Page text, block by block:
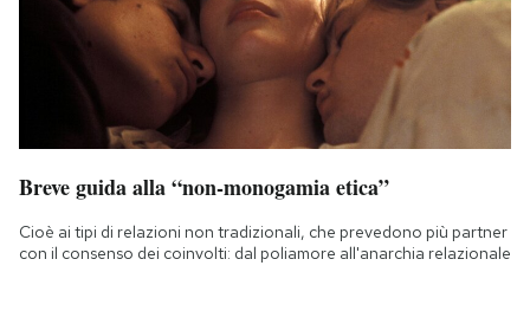
Breve guida alla “non-monogamia etica”
Cioè ai tipi di relazioni non tradizionali, che prevedono più partner
con il consenso dei coinvolti: dal poliamore all'anarchia relazionale